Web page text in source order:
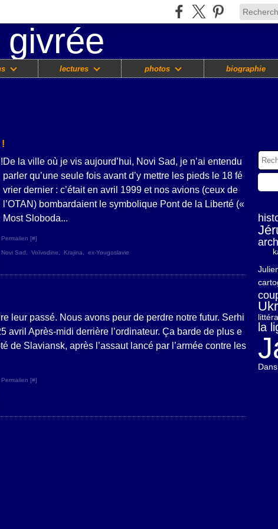
lectures photos biographie
De la ville où je vis aujourd’hui, Novi Sad, je n’ai entendu
parler qu’une seule fois avant d’y mettre les pieds le 18 fé
vrier dernier : c’était en avril 1999 et nos avions (ceux de
l’OTAN) bombardaient le symbolique Pont de la Liberté («
Most Sloboda...
Permalien [#]
Novi Sad Voïvodine Krajina ex-Yougoslavie
leur passé. Nous avons peur de perdre notre futur. Serhi
avril Après-midi derrière l’ordinateur. Ça barde de plus e
de Slaviansk, après l’assaut lancé par l’armée contre les
Permalien [#]
la